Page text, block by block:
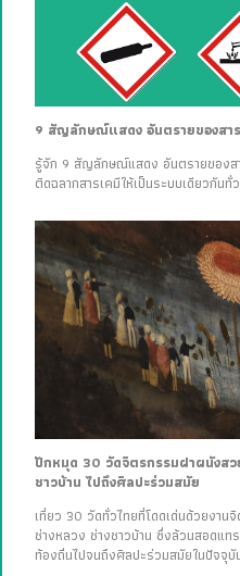
9 สัญลักษณ์แสดง อันตรายของสา
รู้จัก 9 สัญลักษณ์แสดง อันตรายของส
ติดฉลากสารเคมีให้เป็นระบบเดียวกัน
ปักหมุด 30 วัดจิตรกรรมฝาผนังส
ชาวบ้าน ไปถึงศิลปะร่วมสมัย
เที่ยว 30 วัดทั่วไทยที่โดดเด่นด้วยงา
ช่างหลวง ช่างชาวบ้าน ซึ่งล้วนสอดแท
ท้องถิ่นไปจนถึงศิลปะร่วมสมัยในปัจจุบั